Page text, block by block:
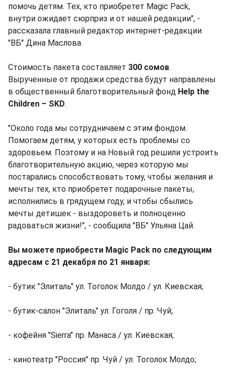
помочь детям. Тех, кто приобретет Magic Pack,
внутри ожидает сюрприз и от нашей редакции", -
рассказала главный редактор интернет-редакции
"ВБ" Дина Маслова.
Стоимость пакета составляет 300 сомов.
Вырученные от продажи средства будут направлены
в общественный благотворительный фонд Help the
Children – SKD.
"Около года мы сотрудничаем с этим фондом.
Помогаем детям, у которых есть проблемы со
здоровьем. Поэтому и на Новый год решили устроить
благотворительную акцию, через которую мы
постарались способствовать тому, чтобы желания и
мечты тех, кто приобретет подарочные пакеты,
исполнились в грядущем году, и чтобы сбылись
мечты детишек - выздороветь и полноценно
радоваться жизни!", - сообщила "ВБ" Ульяна Цай.
Вы можете приобрести Magic Pack по следующим
адресам с 21 декабря по 21 января:
- бутик "Элиталь" ул. Тоголок Молдо / ул. Киевская;
- бутик-салон "Элиталь" ул. Гоголя / пр. Чуй;
- кофейня "Sierra" пр. Манаса / ул. Киевская;
- кинотеатр "Россия" пр. Чуй / ул. Тоголок Молдо;